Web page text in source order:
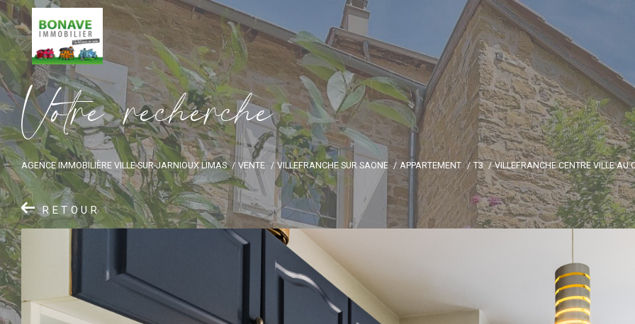
Votre recherche
AGENCE IMMOBILIÈRE VILLE-SUR-JARNIOUX LIMAS VENTE VILLEFRANCHE SUR SAONE APPARTEMENT T3 VILLEFRANCHE CENTRE VILLE AU
RETOUR